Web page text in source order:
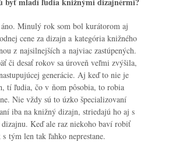
Minulý rok som bol kurátorom aj
cene za dizajn a kategória knižného
z najsilnejších a najviac zastúpených.
či desať rokov sa úroveň veľmi zvýšila,
generácie. Aj keď to nie je
tí ľudia, čo v ňom pôsobia, to robia
Nie vždy sú to úzko špecializovaní
iba na knižný dizajn, striedajú ho aj s
Keď ale raz niekoho baví robiť
tým len tak ľahko neprestane.